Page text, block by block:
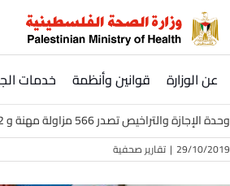
عن الوزارة قوانين وأنظمة خدمات
وحدة الإجازة والتراخيص تصدر 566 مزاولة مهنة و 332 ترخيص مؤسسة صحية
29/10/2019
| تقارير صحفية